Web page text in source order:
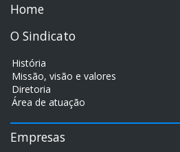
Home
O Sindicato
História
Missão, visão e valores
Diretoria
Área de atuação
Empresas